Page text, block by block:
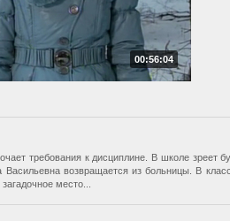
00:56:04
требования к дисциплине. В школе зреет
возвращается из больницы. В
место...